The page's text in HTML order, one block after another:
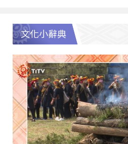
文化小辭典